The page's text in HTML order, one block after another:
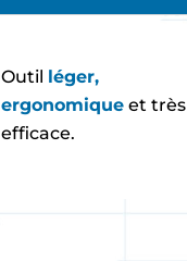
Outil léger,
ergonomiqueet très
efficace.